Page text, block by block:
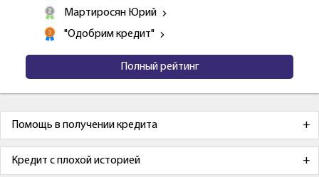
Мартиросян Юрий
"Одобрим кредит"
Полный рейтинг
Помощь в получении кредита
Кредит с плохой историей